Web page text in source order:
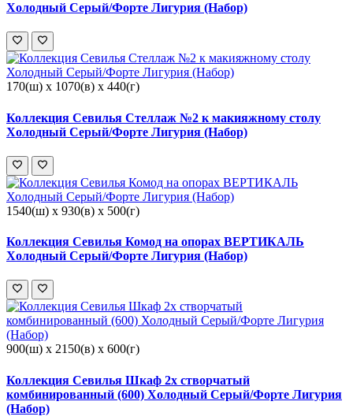
Холодный Серый/Форте Лигурия (Набор)
170(ш) x 1070(в) x 440(г)
Коллекция Севилья Стеллаж №2 к макияжному столу
Холодный Серый/Форте Лигурия (Набор)
1540(ш) x 930(в) x 500(г)
Коллекция Севилья Комод на опорах ВЕРТИКАЛЬ
Холодный Серый/Форте Лигурия (Набор)
900(ш) x 2150(в) x 600(г)
Коллекция Севилья Шкаф 2х створчатый
комбинированный (600) Холодный Серый/Форте Лигурия
(Набор)